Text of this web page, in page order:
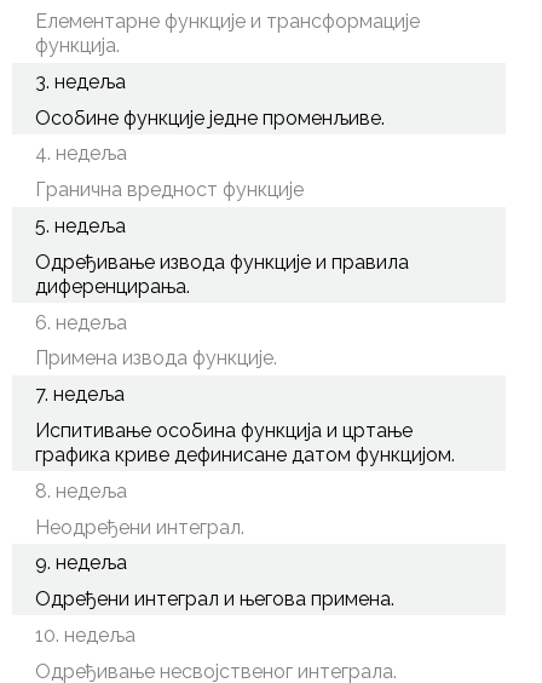
Елементарне функције и трансформације
функција.
3. недеља
Особине функције једне променљиве.
4. недеља
Гранична вредност функције
5. недеља
Одређивање извода функције и правила
диференцирања.
6. недеља
Примена извода функције.
7. недеља
Испитивање особина функција и цртање
графика криве дефинисане датом функцијом.
8. недеља
Неодређени интеграл.
9. недеља
Одређени интеграл и његова примена.
10. недеља
Одређивање несвојственог интеграла.